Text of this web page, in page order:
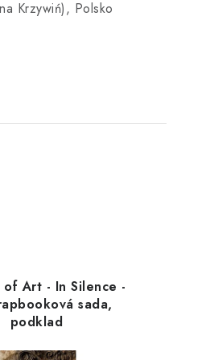
Krzywiń), Polsko
of Art - In Silence -
sada,
podklad